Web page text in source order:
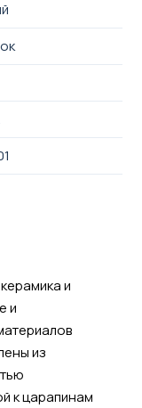
и
и
из
к царапинам